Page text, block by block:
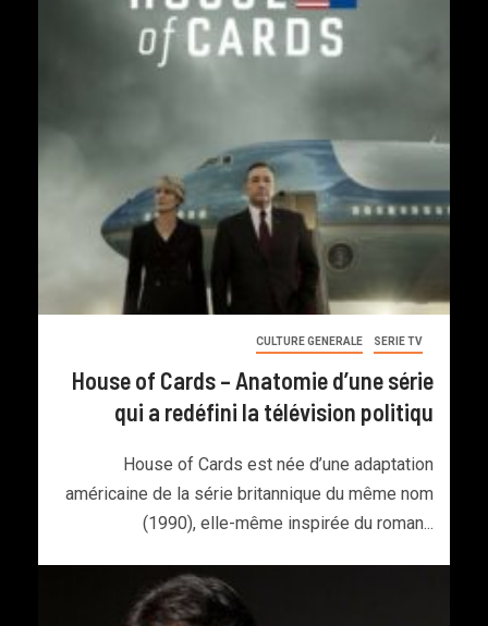
CULTURE GENERALE SERIE TV
House of Cards – Anatomie d’une série
qui a redéfini la télévision politiqu
House of Cards est née d’une adaptation
américaine de la série britannique du même nom
(1990), elle-même inspirée du roman...